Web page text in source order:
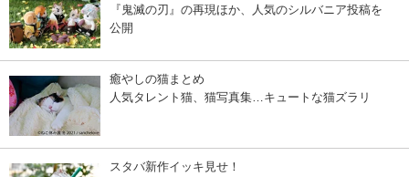
『鬼滅の刃』の再現ほか、人気のシルバニア投稿を
公開
癒やしの猫まとめ
人気タレント猫、猫写真集…キュートな猫ズラリ
スタバ新作イッキ見せ！